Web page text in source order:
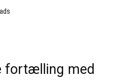
fortælling med